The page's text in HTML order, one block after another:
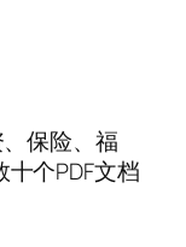
保险、福
个PDF文档